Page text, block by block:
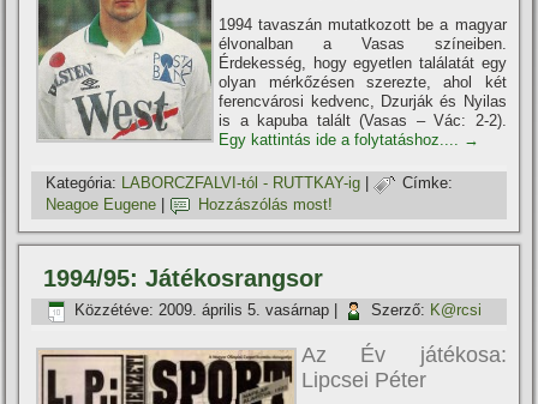
1994 tavaszán mutatkozott be a magyar
élvonalban a Vasas szí­neiben.
Érdekesség, hogy egyetlen találatát egy
olyan mérkőzésen szerezte, ahol két
ferencvárosi kedvenc, Dzurják és Nyilas
is a kapuba talált (Vasas – Vác: 2-2).
Egy kattintás ide a folytatáshoz.... →
Kategória: LABORCZFALVI-tól - RUTTKAY-ig |
Címke:
Neagoe Eugene
Hozzászólás most!
1994/95: Játékosrangsor
Közzétéve: 2009. április 5. vasárnap Szerző: K@rcsi
Az Év játékosa:
Lipcsei Péter